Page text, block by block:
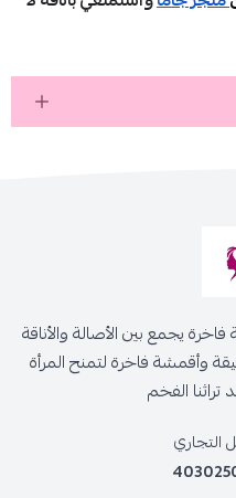
يجمع بين الأصالة والأناقة
وأقمشة فاخرة لتمنح المرأة
الفخم
التجاري